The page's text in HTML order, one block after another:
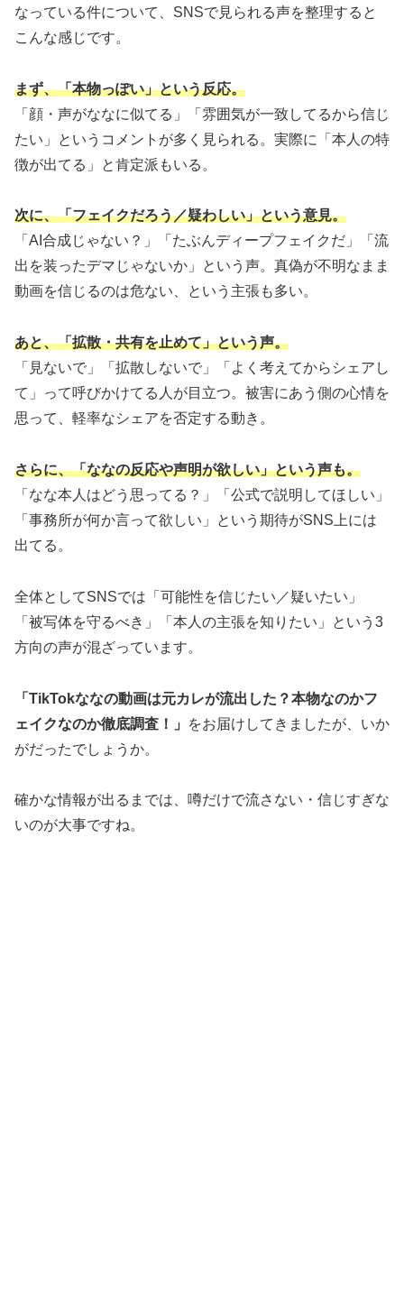
なっている件について、SNSで見られる声を整理すると
こんな感じです。
まず、「本物っぽい」という反応。
「顔・声がななに似てる」「雰囲気が一致してるから信じ
たい」というコメントが多く見られる。実際に「本人の特
徴が出てる」と肯定派もいる。
次に、「フェイクだろう／疑わしい」という意見。
「AI合成じゃない？」「たぶんディープフェイクだ」「流
出を装ったデマじゃないか」という声。真偽が不明なまま
動画を信じるのは危ない、という主張も多い。
あと、「拡散・共有を止めて」という声。
「見ないで」「拡散しないで」「よく考えてからシェアし
て」って呼びかけてる人が目立つ。被害にあう側の心情を
思って、軽率なシェアを否定する動き。
さらに、「ななの反応や声明が欲しい」という声も。
「なな本人はどう思ってる？」「公式で説明してほしい」
「事務所が何か言って欲しい」という期待がSNS上には
出てる。
全体としてSNSでは「可能性を信じたい／疑いたい」
「被写体を守るべき」「本人の主張を知りたい」という3
方向の声が混ざっています。
「TikTokななの動画は元カレが流出した？本物なのかフ
ェイクなのか徹底調査！」
をお届けしてきましたが、いか
がだったでしょうか。
確かな情報が出るまでは、噂だけで流さない・信じすぎな
いのが大事ですね。